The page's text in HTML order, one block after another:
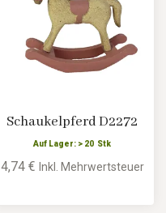
Schaukelpferd D2272
Auf Lager: > 20 Stk
4,74 € Inkl. Mehrwertsteuer